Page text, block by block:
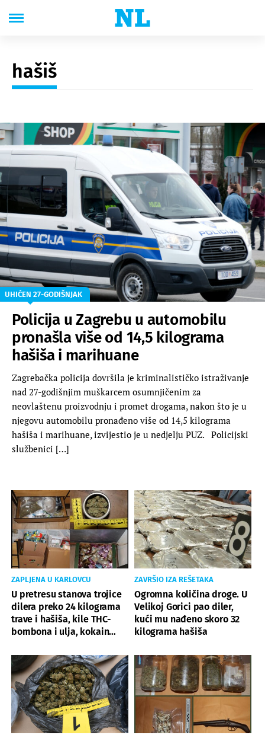
hašiš
UHIĆEN 27-GODIŠNJAK
Policija u Zagrebu u automobilu
pronašla više od 14,5 kilograma
hašiša i marihuane
Zagrebačka policija dovršila je kriminalističko istraživanje
nad 27-godišnjim muškarcem osumnjičenim za
neovlaštenu proizvodnju i promet drogama, nakon što je u
njegovu automobilu pronađeno više od 14,5 kilograma
hašiša i marihuane, izvijestio je u nedjelju PUZ. Policijski
službenici […]
ZAPLJENA U KARLOVCU
U pretresu stanova trojice
dilera preko 24 kilograma
trave i hašiša, kile THC-
bombona i ulja, kokain…
ZAVRŠIO IZA REŠETAKA
Ogromna količina droge. U
Velikoj Gorici pao diler,
kući mu nađeno skoro 32
kilograma hašiša